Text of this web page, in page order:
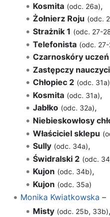
Kosmita (odc. 26a),
Żołnierz Roju (odc.
Strażnik 1 (odc. 27-
Telefonista (odc.
Czarnoskóry uczeń
Zastępczy
Chłopiec 2 (odc. 31a)
Kosmita (odc. 31a),
Jabłko (odc. 32a),
Niebieskowłosy
Właściciel sklepu
Sully (odc. 34a),
Świdralski 2 (odc.
Kujon (odc. 34b),
Kujon (odc. 35a)
Monika Kwiatkowska –
Misty (odc. 25b, 33b),